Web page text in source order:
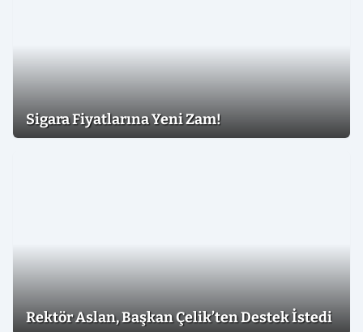
Sigara Fiyatlarına Yeni Zam!
Rektör Aslan, Başkan Çelik’ten Destek İstedi